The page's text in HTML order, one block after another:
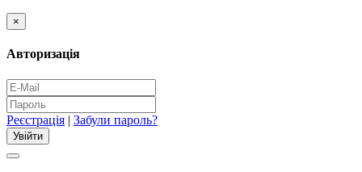
×
Авторизація
Реєстрація | Забули пароль?